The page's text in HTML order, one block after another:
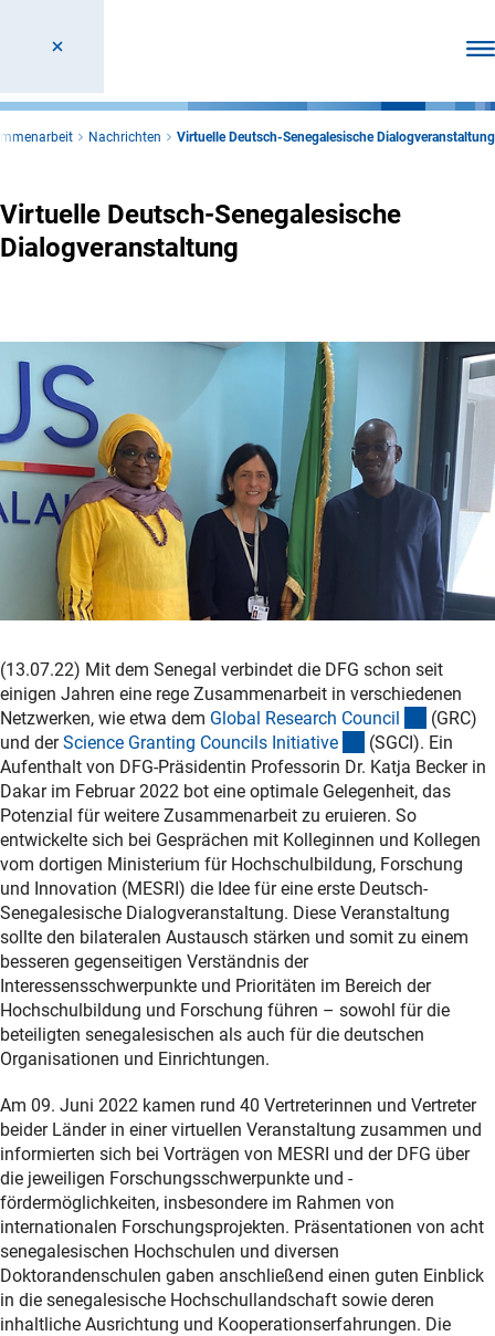
Nachrichten Virtuelle Deutsch-Senegalesische Dialogveranstaltung
Virtuelle Deutsch-Senegalesische
Dialogveranstaltung
(13.07.22) Mit dem Senegal verbindet die DFG schon seit
einigen Jahren eine rege Zusammenarbeit in verschiedenen
Netzwerken, wie etwa dem Global Research Council
(GRC)
und derScience Granting Councils Initiative (externer Link)
(SGCI). Ein
Aufenthalt von DFG-Präsidentin Professorin Dr. Katja Becker in
Dakar im Februar 2022 bot eine optimale Gelegenheit, das
Potenzial für weitere Zusammenarbeit zu eruieren. So
entwickelte sich bei Gesprächen mit Kolleginnen und Kollegen
vom dortigen Ministerium für Hochschulbildung, Forschung
und Innovation (MESRI) die Idee für eine erste Deutsch-
Senegalesische Dialogveranstaltung. Diese Veranstaltung
sollte den bilateralen Austausch stärken und somit zu einem
besseren gegenseitigen Verständnis der
Interessensschwerpunkte und Prioritäten im Bereich der
Hochschulbildung und Forschung führen – sowohl für die
beteiligten senegalesischen als auch für die deutschen
Organisationen und Einrichtungen.
Am 09. Juni 2022 kamen rund 40 Vertreterinnen und Vertreter
beider Länder in einer virtuellen Veranstaltung zusammen und
informierten sich bei Vorträgen von MESRI und der DFG über
die jeweiligen Forschungsschwerpunkte und -
fördermöglichkeiten, insbesondere im Rahmen von
internationalen Forschungsprojekten. Präsentationen von acht
senegalesischen Hochschulen und diversen
Doktorandenschulen gaben anschließend einen guten Einblick
in die senegalesische Hochschullandschaft sowie deren
inhaltliche Ausrichtung und Kooperationserfahrungen. Die